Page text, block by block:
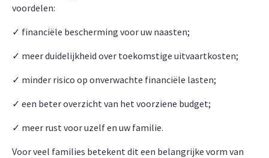
voordelen:
✓ financiële bescherming voor uw naasten;
✓ meer duidelijkheid over toekomstige uitvaartkosten;
✓ minder risico op onverwachte financiële lasten;
✓ een beter overzicht van het voorziene budget;
✓ meer rust voor uzelf en uw familie.
Voor veel families betekent dit een belangrijke vorm van